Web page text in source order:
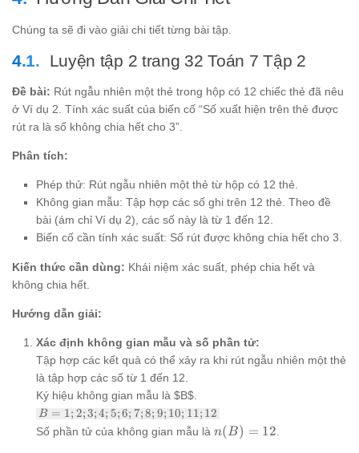
5
Chúng ta sẽ đi vào giải chi tiết từng bài tập.
Luyện tập 2 trang 32 Toán 7 Tập 2
Đề bài: Rút ngẫu nhiên một thẻ trong hộp có 12 chiếc thẻ đã nêu
ở Ví dụ 2. Tính xác suất của biến cố “Số xuất hiện trên thẻ được
rút ra là số không chia hết cho 3”.
Phân tích:
Phép thử: Rút ngẫu nhiên một thẻ từ hộp có 12 thẻ.
Không gian mẫu: Tập hợp các số ghi trên 12 thẻ. Theo đề
bài (ám chỉ Ví dụ 2), các số này là từ 1 đến 12.
Biến cố cần tính xác suất: Số rút được không chia hết cho 3.
Kiến thức cần dùng: Khái niệm xác suất, phép chia hết và
không chia hết.
Hướng dẫn giải:
Xác định không gian mẫu và số phần tử:
Tập hợp các kết quả có thể xảy ra khi rút ngẫu nhiên một thẻ
là tập hợp các số từ 1 đến 12.
Ký hiệu không gian mẫu là $B$.
B
=
{1;
B = 1; 2;3; 4; 5; 6; 7; 8; 9; 10; 11; 12
Số phần tử của không gian mẫu là n(B)
n(B) = 12.